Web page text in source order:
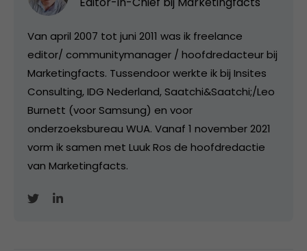
Van april 2007 tot juni 2011 was ik freelance
editor/ communitymanager / hoofdredacteur bij
Marketingfacts. Tussendoor werkte ik bij Insites
Consulting, IDG Nederland, Saatchi&Saatchi;/Leo
Burnett (voor Samsung) en voor
onderzoeksbureau WUA. Vanaf 1 november 2021
vorm ik samen met Luuk Ros de hoofdredactie
van Marketingfacts.